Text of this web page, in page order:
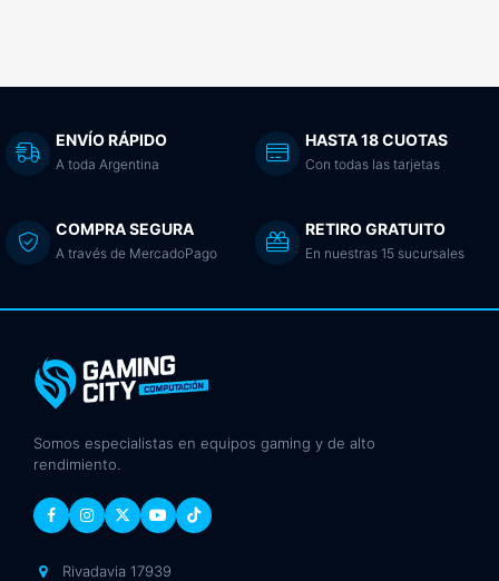
ENVÍO RÁPIDO
A toda Argentina
HASTA 18 CUOTAS
Con todas las tarjetas
COMPRA SEGURA
A través de MercadoPago
RETIRO GRATUITO
En nuestras 15 sucursales
Somos especialistas en equipos gaming y de alto
rendimiento.
Rivadavia 17939